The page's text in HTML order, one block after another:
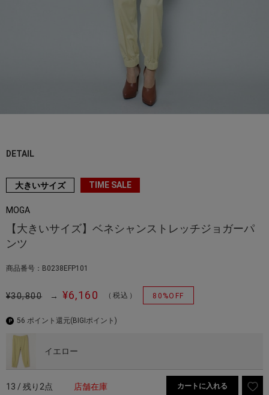
DETAIL
大きいサイズ TIME SALE
MOGA
【大きいサイズ】ベネシャンストレッチジョガーパ
ンツ
商品番号：B0238EFP101
¥30,800 → ¥6,160 （税込） 80%OFF
56 ポイント還元(BIGIポイント)
イエロー
13 / 残り2点 店舗在庫 カートに入れる